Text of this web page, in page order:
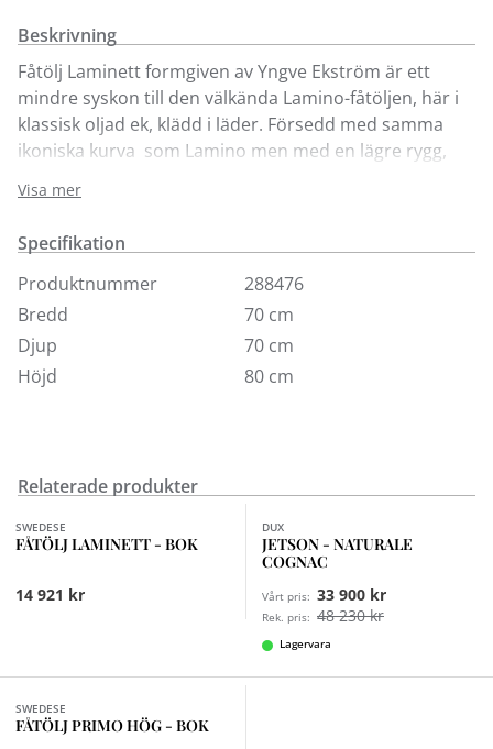
Beskrivning
Fåtölj Laminett formgiven av Yngve Ekström är ett
mindre syskon till den välkända Lamino-fåtöljen, här i
klassisk oljad ek, klädd i läder. Försedd med samma
ikoniska kurva som Lamino men med en lägre rygg,
Tillverkad i skiktlimmad och formpressad fanér och
finns i flera olika träslag, färger och klädslar.
Precis som Lamino är Laminett en tidlös klassiker som
håller i generationer.
Visas här klädd i läder i olika färger samt oljad ek.
Visa mer
Specifikation
Produktnummer
288476
Bredd
70 cm
Djup
70 cm
Höjd
80 cm
Relaterade produkter
Finns i fler val (7)
SWEDESE
FÅTÖLJ LAMINETT - BOK
14 921 kr
DUX
JETSON - NATURALE
COGNAC
Vårt pris: 33 900 kr
Rek. pris: 48 230 kr
Lagervara
SWEDESE
FÅTÖLJ PRIMO HÖG - BOK